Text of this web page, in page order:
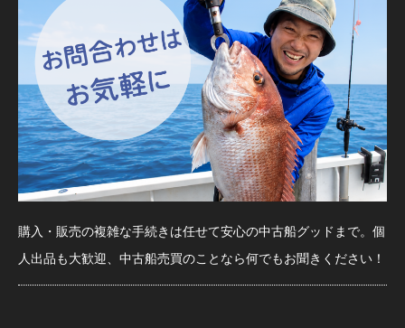
購入・販売の複雑な手続きは任せて安心の中古船グッドまで。個
人出品も大歓迎、中古船売買のことなら何でもお聞きください！